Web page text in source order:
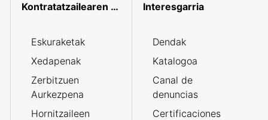
Kontratatzailearen profila
Eskuraketak
Xedapenak
Zerbitzuen
Aurkezpena
Hornitzaileen
Interesgarria
Dendak
Katalogoa
Canal de
denuncias
Certificaciones